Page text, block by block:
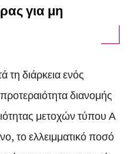
για μη
διάρκεια ενός
διανομής
μετοχών τύπου Α
το ελλειμματικό ποσό